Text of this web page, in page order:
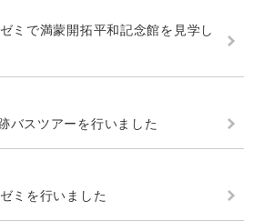
ミで満蒙開拓平和記念館を見学し
バスツアーを行いました
ミを行いました